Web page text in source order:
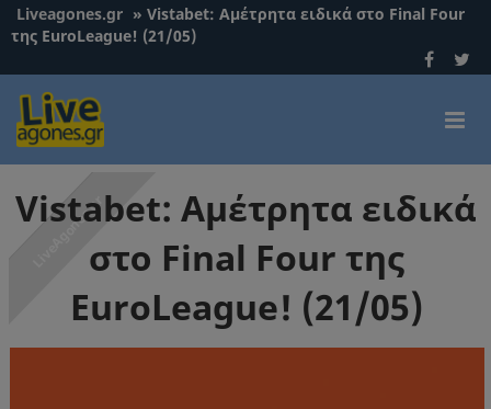
Liveagones.gr » Vistabet: Αμέτρητα ειδικά στο Final Four
της EuroLeague! (21/05)
Vistabet: Αμέτρητα ειδικά
στο Final Four της
EuroLeague! (21/05)